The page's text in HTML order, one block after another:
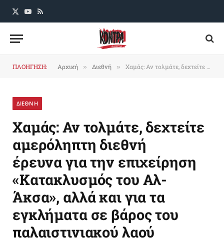
X
YouTube
RSS
ΠΛΟΗΓΗΣΗ: Αρχική » Διεθνή » Χαμάς: Αν τολμάτε, δεχτείτε αμερόληπτη διεθνή έρευνα για την επιχείρηση «Κατακλυσμός του Αλ-Άκσα», αλλά και για τα εγκλήματα σε βάρος του παλαιστινιακού λαού
ΔΙΕΘΝΗ
Χαμάς: Αν τολμάτε, δεχτείτε
αμερόληπτη διεθνή
έρευνα για την επιχείρηση
«Κατακλυσμός του Αλ-
Άκσα», αλλά και για τα
εγκλήματα σε βάρος του
παλαιστινιακού λαού